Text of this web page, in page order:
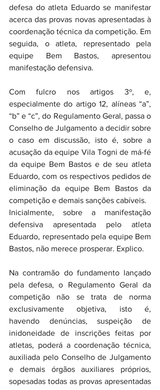
defesa do atleta Eduardo se manifestar
acerca das provas novas apresentadas à
coordenação técnica da competição. Em
seguida, o atleta, representado pela
equipe Bem Bastos, apresentou
manifestação defensiva.
Com fulcro nos artigos 3º, e,
especialmente do artigo 12, alíneas “a”,
“b” e “c”, do Regulamento Geral, passa o
Conselho de Julgamento a decidir sobre
o caso em discussão, isto é, sobre a
acusação da equipe Vila Togni de má-fé
da equipe Bem Bastos e de seu atleta
Eduardo, com os respectivos pedidos de
eliminação da equipe Bem Bastos da
competição e demais sanções cabíveis.
Inicialmente, sobre a manifestação
defensiva apresentada pelo atleta
Eduardo, representado pela equipe Bem
Bastos, não merece prosperar. Explico.
Na contramão do fundamento lançado
pela defesa, o Regulamento Geral da
competição não se trata de norma
exclusivamente objetiva, isto é,
havendo denúncias, suspeição de
inidoneidade de inscrições feitas por
atletas, poderá a coordenação técnica,
auxiliada pelo Conselho de Julgamento
e demais órgãos auxiliares próprios,
sopesadas todas as provas apresentadas